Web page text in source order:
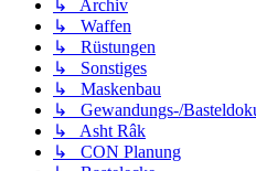
↳ Archiv
↳ Waffen
↳ Rüstungen
↳ Sonstiges
↳ Maskenbau
↳ Gewandungs-/
↳ Asht Râk
↳ CON Planung